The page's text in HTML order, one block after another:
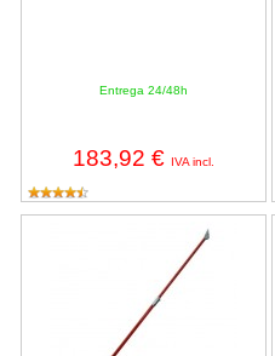
Entrega 24/48h
183,92 € IVA incl.
Puntal inclinable FERMAR